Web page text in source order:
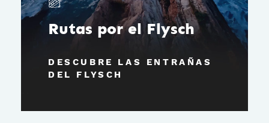
Rutas por el Flysch
DESCUBRE LAS ENTRAÑAS
DEL FLYSCH